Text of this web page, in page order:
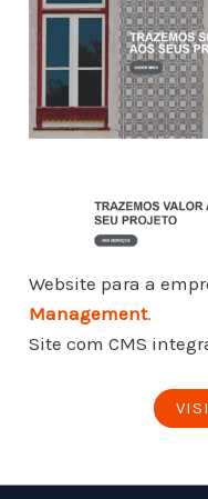
Website para a
Management.
Site com CMS